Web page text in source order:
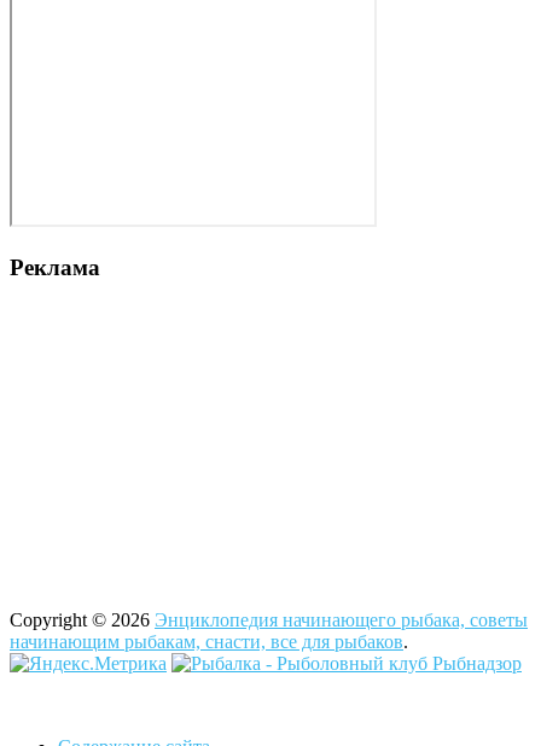
Реклама
Copyright © 2026 Энциклопедия начинающего рыбака, советы
начинающим рыбакам, снасти, все для рыбаков.